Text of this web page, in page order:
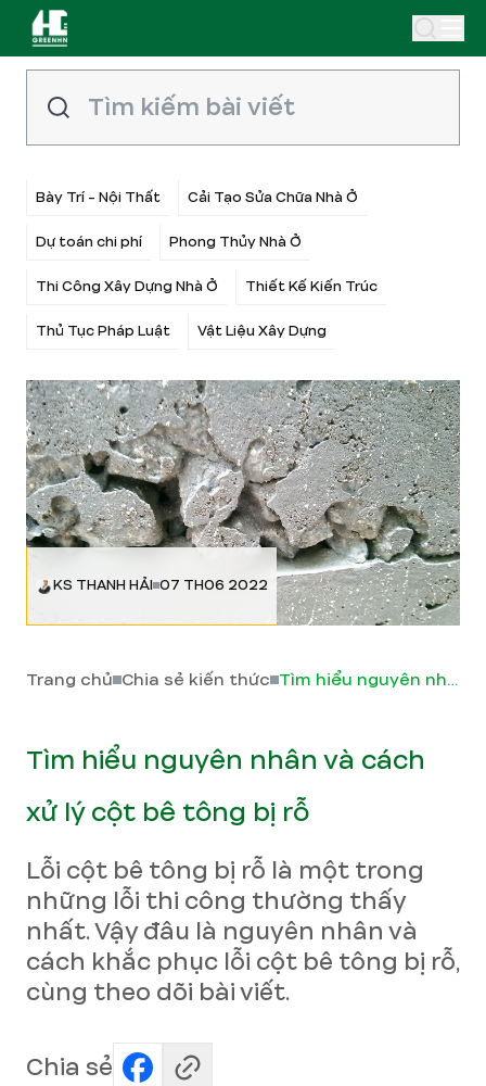
Bày Trí - Nội Thất Cải Tạo Sửa Chữa Nhà Ở
Dự toán chi phí Phong Thủy Nhà Ở
Thi Công Xây Dựng Nhà Ở Thiết Kế Kiến Trúc
Thủ Tục Pháp Luật Vật Liệu Xây Dựng
KS THANH HẢI 07 TH06 2022
Trang chủ Chia sẻ kiến thức Tìm hiểu nguyên nhân và cách xử lý cột bê tông bị rỗ
Tìm hiểu nguyên nhân và cách
xử lý cột bê tông bị rỗ
Lỗi cột bê tông bị rỗ là một trong
những lỗi thi công thường thấy
nhất. Vậy đâu là nguyên nhân và
cách khắc phục lỗi cột bê tông bị rỗ,
cùng theo dõi bài viết.
Chia sẻ